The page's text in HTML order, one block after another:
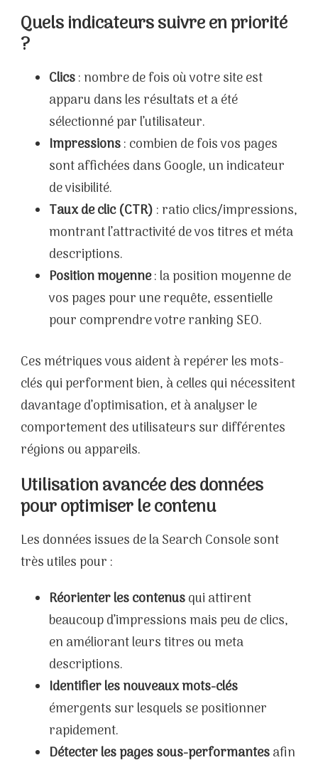
Quels indicateurs suivre en priorité
?
Clics: nombre de fois où votre site est
apparu dans les résultats et a été
sélectionné par l’utilisateur.
Impressions: combien de fois vos pages
sont affichées dans Google, un indicateur
de visibilité.
Taux de clic (CTR) : ratio clics/impressions,
montrant l’attractivité de vos titres et méta
descriptions.
Position moyenne: la position moyenne de
vos pages pour une requête, essentielle
pour comprendre votre ranking SEO.
Ces métriques vous aident à repérer les mots-
clés qui performent bien, à celles qui nécessitent
davantage d’optimisation, et à analyser le
comportement des utilisateurs sur différentes
régions ou appareils.
Utilisation avancée des données
pour optimiser le contenu
Les données issues de la Search Console sont
très utiles pour :
Réorienter les contenusqui attirent
beaucoup d’impressions mais peu de clics,
en améliorant leurs titres ou meta
descriptions.
Identifier les nouveaux mots-clés
émergents sur lesquels se positionner
rapidement.
Détecter les pages sous-performantesafin